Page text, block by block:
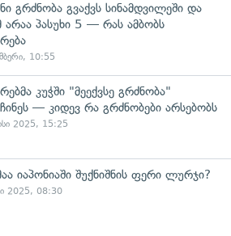
გრძნობა გვაქვს სინამდვილეში და
პასუხი 5 — რას ამბობს
10:55
კუჭში "მეექვსე გრძნობა"
— კიდევ რა გრძნობები არსებობს
2025, 15:25
იაპონიაში შუქნიშნის ფერი ლურჯი?
2025, 08:30